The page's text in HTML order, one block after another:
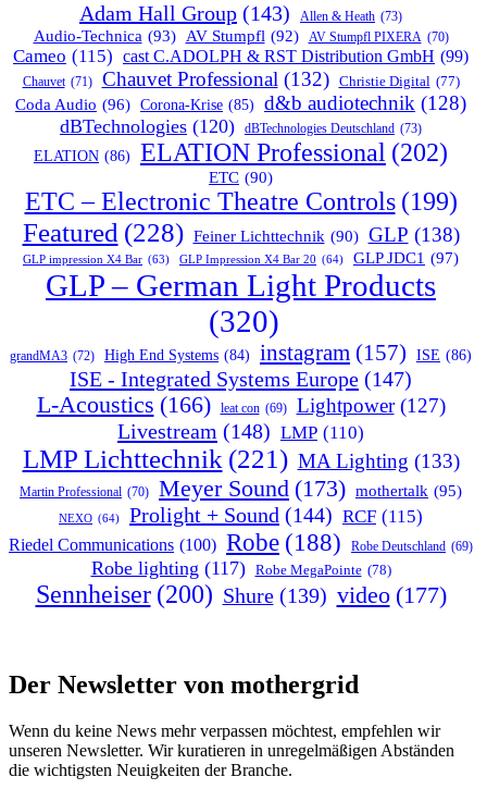
Adam Hall Group (143) Allen & Heath (73)
Audio-Technica (93) AV Stumpfl (92) AV Stumpfl PIXERA (70)
Cameo (115) cast C.ADOLPH & RST Distribution GmbH (99)
Chauvet (71) Chauvet Professional (132) Christie Digital (77)
Coda Audio (96) Corona-Krise (85) d&b audiotechnik (128)
dBTechnologies (120) dBTechnologies Deutschland (73)
ELATION (86) ELATION Professional (202)
ETC (90)
ETC – Electronic Theatre Controls (199)
Featured (228) Feiner Lichttechnik (90) GLP (138)
GLP impression X4 Bar (63) GLP Impression X4 Bar 20 (64) GLP JDC1 (97)
GLP – German Light Products
(320)
grandMA3 (72) High End Systems (84) instagram (157) ISE (86)
ISE - Integrated Systems Europe (147)
L-Acoustics (166) leat con (69) Lightpower (127)
Livestream (148) LMP (110)
LMP Lichttechnik (221) MA Lighting (133)
Martin Professional (70) Meyer Sound (173) mothertalk (95)
NEXO (64) Prolight + Sound (144) RCF (115)
Riedel Communications (100) Robe (188) Robe Deutschland (69)
Robe lighting (117) Robe MegaPointe (78)
Sennheiser (200) Shure (139) video (177)
Der Newsletter von mothergrid
Wenn du keine News mehr verpassen möchtest, empfehlen wir
unseren Newsletter. Wir kuratieren in unregelmäßigen Abständen
die wichtigsten Neuigkeiten der Branche.